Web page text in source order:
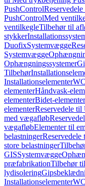
PushControl
PushControlMed
ventilkegleTilbehør til
stykker
DuofixSystemvægge
Systemvægge
Ophængningssystemer
Tilbehør
Installationselementer
elementerHåndvask-
elementerBidet-elementer
elementerReservedele til
med vægafløb
vægafløbElementer til
belastningerReservedele
store belastninger
GISSystemvægge
præfabrikationTilbehør til
lydisolering
Installationselementer